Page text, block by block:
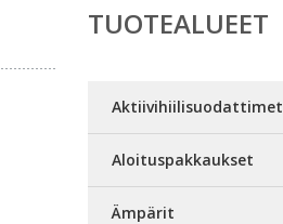
TUOTEALUEET
Aktiivihiilisuodattimet
Aloituspakkaukset
Ämpärit